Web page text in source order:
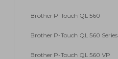
Brother P-Touch QL 560
Brother P-Touch QL 560 Series
Brother P-Touch QL 560 VP